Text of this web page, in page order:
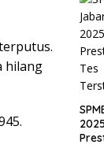
hilang